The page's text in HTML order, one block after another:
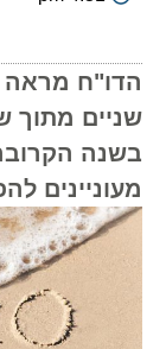
שניים מתוך
מעוניינים